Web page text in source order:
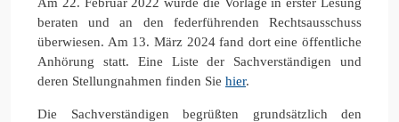
beraten und an den federführenden Rechtsausschuss
überwiesen. Am 13. März 2024 fand dort eine öffentliche
Anhörung statt. Eine Liste der Sachverständigen und
deren Stellungnahmen finden Sie hier.
Die Sachverständigen begrüßten grundsätzlich den